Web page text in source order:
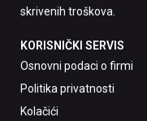
skrivenih troškova.
KORISNIČKI SERVIS
Osnovni podaci o firmi
Politika privatnosti
Kolačići